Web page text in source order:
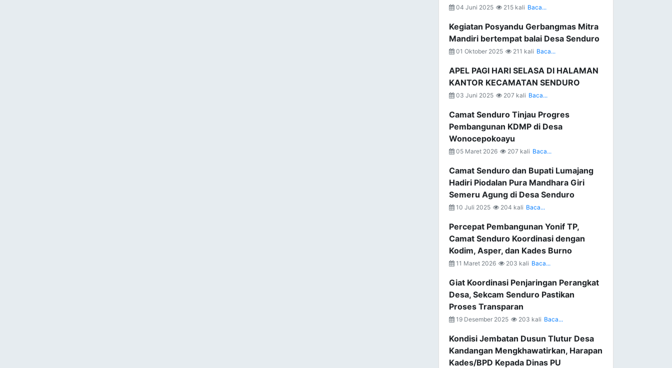
04 Juni 2025 215 kali Baca...
Kegiatan Posyandu Gerbangmas Mitra
Mandiri bertempat balai Desa Senduro
01 Oktober 2025 211 kali Baca...
APEL PAGI HARI SELASA DI HALAMAN
KANTOR KECAMATAN SENDURO
03 Juni 2025 207 kali Baca...
Camat Senduro Tinjau Progres
Pembangunan KDMP di Desa
Wonocepokoayu
05 Maret 2026 207 kali Baca...
Camat Senduro dan Bupati Lumajang
Hadiri Piodalan Pura Mandhara Giri
Semeru Agung di Desa Senduro
10 Juli 2025 204 kali Baca...
Percepat Pembangunan Yonif TP,
Camat Senduro Koordinasi dengan
Kodim, Asper, dan Kades Burno
11 Maret 2026 203 kali Baca...
Giat Koordinasi Penjaringan Perangkat
Desa, Sekcam Senduro Pastikan
Proses Transparan
19 Desember 2025 203 kali Baca...
Kondisi Jembatan Dusun Tlutur Desa
Kandangan Mengkhawatirkan, Harapan
Kades/BPD Kepada Dinas PU